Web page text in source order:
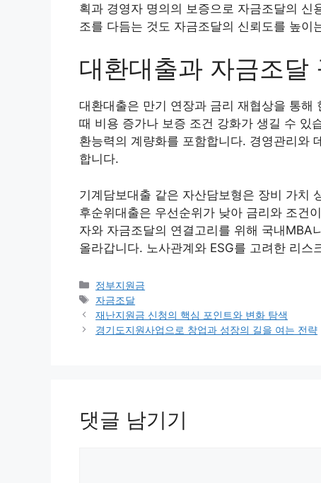
획과 경영자 명의의 보증으로 자금조달의
조를 다듬는 것도 자금조달의 신뢰도를 높이
대환대출과 자금조달
대환대출은 만기 연장과 금리 재협상을 통
때 비용 증가나 보증 조건 강화가 생길 수 있
환능력의 계량화를 포함합니다. 경영관리와
합니다.
기계담보대출 같은 자산담보형은 장비 가치
후순위대출은 우선순위가 낮아 금리와 조건
자와 자금조달의 연결고리를 위해 국내MBA
올라갑니다. 노사관계와 ESG를 고려한 리
카
테
고
리
정부지원금
태
그
자금조달
재난지원금 신청의 핵심 포인트와 변화 탐색
경기도지원사업으로 창업과 성장의 길을 여는 전략
댓글 남기기